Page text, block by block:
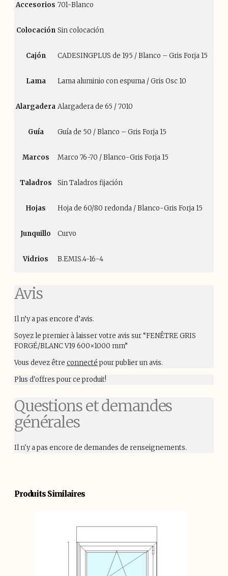
Accesorios 701-Blanco
Colocación Sin colocación
Cajón CADESINGPLUS de 195 / Blanco – Gris Forja 15
Lama Lama aluminio con espuma / Gris Osc 10
Alargadera Alargadera de 65 / 7010
Guía Guía de 50 / Blanco – Gris Forja 15
Marcos Marco 76-70 / Blanco-Gris Forja 15
Taladros Sin Taladros fijación
Hojas Hoja de 60/80 redonda / Blanco-Gris Forja 15
Junquillo Curvo
Vidrios B.EMIS.4-16-4
Avis
Il n’y a pas encore d’avis.
Soyez le premier à laisser votre avis sur “FENÊTRE GRIS
FORGÉ/BLANC V19 600×1000 mm”
Vous devez être connectépour publier un avis.
Plus d'offres pour ce produit!
Questions et demandes
générales
Il n'y a pas encore de demandes de renseignements.
Produits Similaires